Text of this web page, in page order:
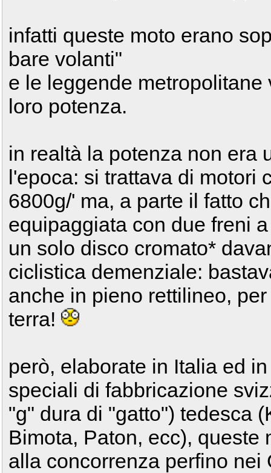
infatti queste moto erano
bare volanti"
e le leggende
loro potenza.
in realtà la potenza non era
l'epoca: si trattava di motori
6800g/' ma, a parte il fatto
equipaggiata con due freni
un solo disco cromato*
ciclistica demenziale:
anche in pieno rettilineo,
terra!
però, elaborate in Italia ed
speciali di fabbricazione
"g" dura di "gatto") tedesca
Bimota, Paton, ecc), queste
alla concorrenza perfino nei